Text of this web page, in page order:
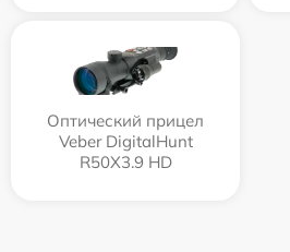
Оптический прицел
Veber DigitalHunt
R50X3.9 HD